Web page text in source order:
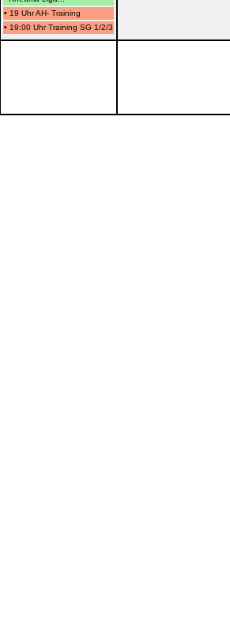
• 19 Uhr AH- Training
• 19:00 Uhr Training SG 1/2/3